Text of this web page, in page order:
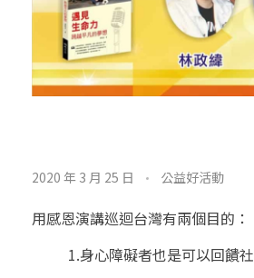
寫
在
2020 年 3 月 25 日 公益好活動
用感恩演講巡迴台灣有兩個目的：
1.身心障礙者也是可以回饋